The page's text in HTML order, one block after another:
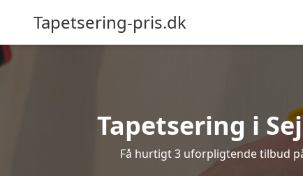
Tapetsering-pris.dk
Tapetsering i
Få hurtigt 3 uforpligtende tilbud